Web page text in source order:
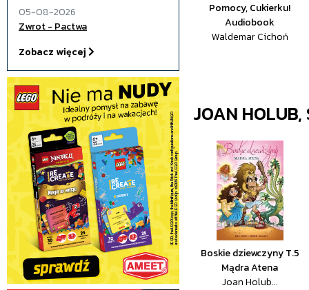
05-08-2026
Zwrot - Pactwa
Zobacz więcej
Pomocy, Cukierku!
Audiobook
Waldemar Cichoń
JOAN
Boskie dziewczyny T.5
Mądra Atena
Joan Holub...